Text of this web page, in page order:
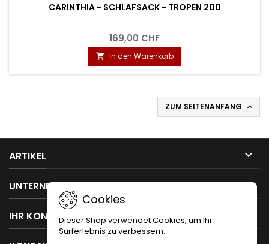
CARINTHIA - SCHLAFSACK - TROPEN 200
169,00 CHF
 In den Warenkorb
ZUM SEITENANFANG 
ARTIKEL 
UNTERNEHMEN 
IHR KONTO
Cookies
Dieser Shop verwendet Cookies, um Ihr
Surferlebnis zu verbessern.